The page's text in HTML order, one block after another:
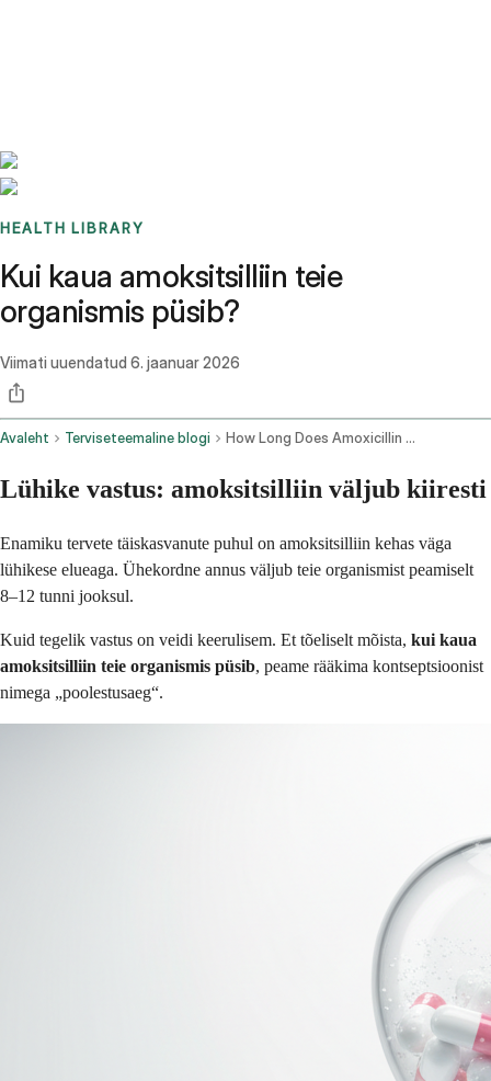
HEALTH LIBRARY
Kui kaua amoksitsilliin teie
organismis püsib?
Viimati uuendatud 6. jaanuar 2026
Avaleht Terviseteemaline blogi How Long Does Amoxicillin Stay In Your System
Lühike vastus: amoksitsilliin väljub kiiresti
Enamiku tervete täiskasvanute puhul on amoksitsilliin kehas väga
lühikese elueaga. Ühekordne annus väljub teie organismist peamiselt
8–12 tunni jooksul.
Kuid tegelik vastus on veidi keerulisem. Et tõeliselt mõista, kui kaua
amoksitsilliin teie organismis püsib, peame rääkima kontseptsioonist
nimega „poolestusaeg“.